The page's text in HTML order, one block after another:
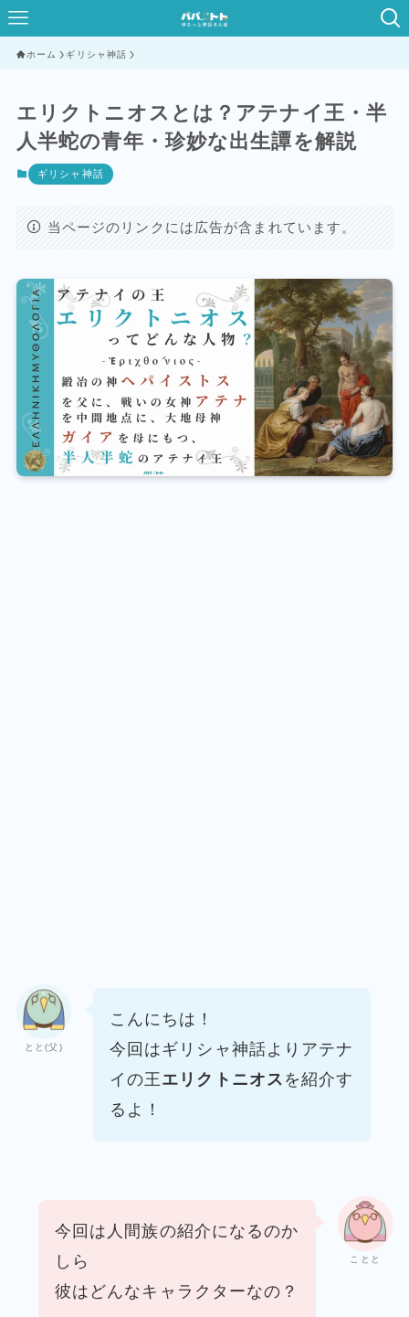
ホーム ギリシャ神話
エリクトニオスとは？アテナイ王・半
人半蛇の青年・珍妙な出生譚を解説
ギリシャ神話
当ページのリンクには広告が含まれています。
とと(父)
こんにちは！
今回はギリシャ神話より アテナ
イの王エリクトニオス を紹介す
るよ！
ことと
今回は人間族の紹介になるのか
しら
彼はどんなキャラクターなの？